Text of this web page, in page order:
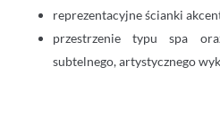
reprezentacyjne ścianki
przestrzenie typu spa
subtelnego, artystycznego